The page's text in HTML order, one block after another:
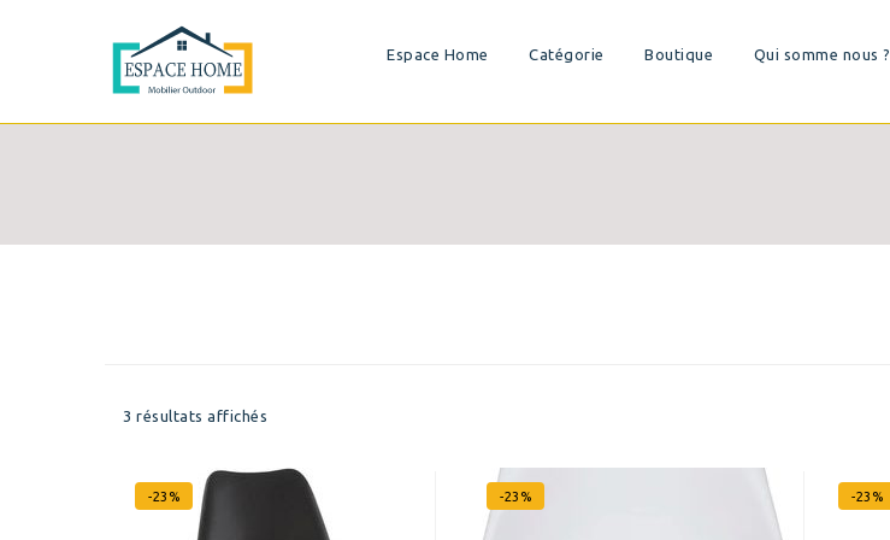
Espace Home Catégorie Boutique Qui somme nous ?
3 résultats affichés
-23% -23% -23%